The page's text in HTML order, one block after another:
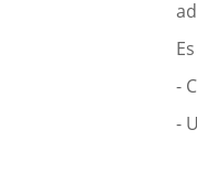
-
-